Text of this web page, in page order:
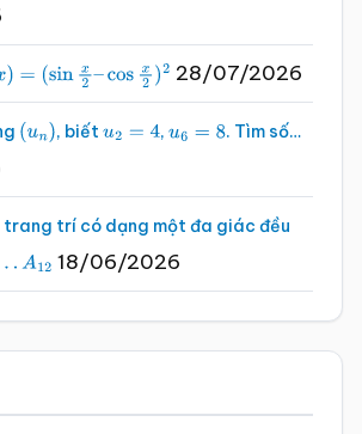
)=(sinx2 –cosx2 )2 28/07/2026
(un), biếtu2 =4 , u6 =8 . Tìm số…
trang trí có dạng một đa giác đều
12 18/06/2026